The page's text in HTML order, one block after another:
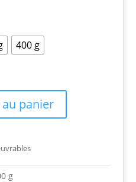
400 g
panier
g